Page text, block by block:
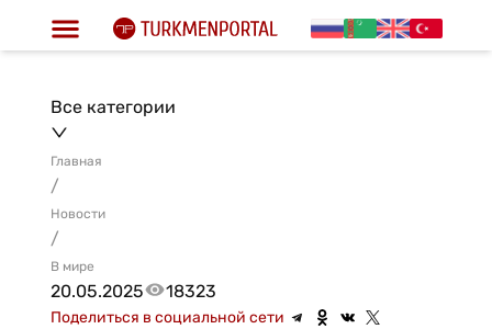
Все категории
Главная
/
Новости
/
В мире
20.05.2025 18323
Поделиться в социальной сети